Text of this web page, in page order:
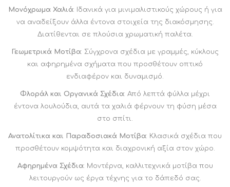
Μονόχρωμα Χαλιά: Ιδανικά για μινιμαλιστικούς χώρους ή για
να αναδείξουν άλλα έντονα στοιχεία της διακόσμησης.
Διατίθενται σε πλούσια χρωματική παλέτα.
Γεωμετρικά Μοτίβα: Σύγχρονα σχέδια με γραμμές, κύκλους
και αφηρημένα σχήματα που προσθέτουν οπτικό
ενδιαφέρον και δυναμισμό.
Φλοράλ και Οργανικά Σχέδια: Από λεπτά φύλλα μέχρι
έντονα λουλούδια, αυτά τα χαλιά φέρνουν τη φύση μέσα
στο σπίτι.
Ανατολίτικα και Παραδοσιακά Μοτίβα: Κλασικά σχέδια που
προσθέτουν κομψότητα και διαχρονική αξία στον χώρο.
Αφηρημένα Σχέδια: Μοντέρνα, καλλιτεχνικά μοτίβα που
λειτουργούν ως έργα τέχνης για το δάπεδό σας.